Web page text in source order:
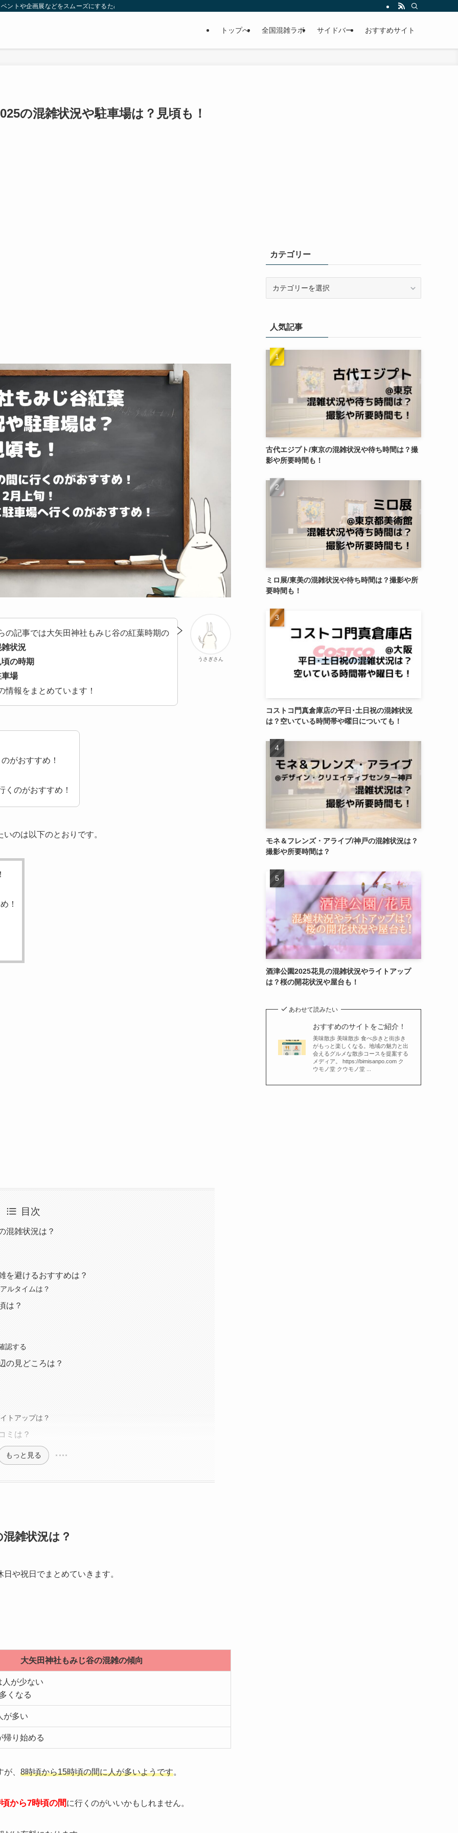
トや企画展などをスムーズにするための賢い情報をまとめてます。ぜひ、参考にして下さい。
トップへ 全国混雑ラボ サイドバー おすすめサイト
の混雑状況や駐車場は？見頃も！
うさぎさん
の記事では大矢田神社もみじ谷の紅葉時期の
雑状況
の時期
車場
情報をまとめています！
がおすすめ！
くのがおすすめ！
のは以下のとおりです。
！
目次
混雑状況は？
を避けるおすすめは？
ルタイムは？
は？
認する
の見どころは？
トアップは？
ミは？
もっと見る
雑状況は？
や祝日でまとめていきます。
大矢田神社もみじ谷の混雑の傾向
が少ない
くなる
が多い
帰り始める
、 8時頃から15時頃の間に人が多いようです。
から7時頃の間に行くのがいいかもしれません。
カテゴリー
ー人気記事
古代エジプト/東京の混雑状況や待ち時間は？撮
影や所要時間も！
ミロ展/東美の混雑状況や待ち時間は？撮影や所
要時間も！
コストコ門真倉庫店の平日･土日祝の混雑状況
は？空いている時間帯や曜日についても！
モネ＆フレンズ・アライブ/神戸の混雑状況は？
撮影や所要時間は？
酒津公園2025花見の混雑状況やライトアップ
は？桜の開花状況や屋台も！
あわせて読みたい
おすすめのサイトをご紹介！
美味散歩 美味散歩 食べ歩きと街歩き
がもっと楽しくなる。地域の魅力と出
会えるグルメな散歩コースを提案する
メディア。 https://bimisanpo.com ク
ウモノ堂 クウモノ堂 ...